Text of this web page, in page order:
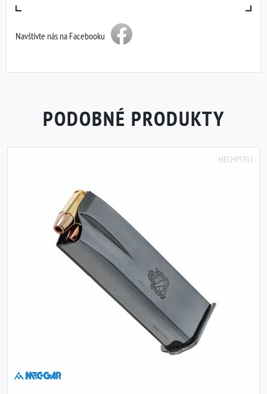
Navštivte nás na Facebooku
PODOBNÉ PRODUKTY
MECHP5915